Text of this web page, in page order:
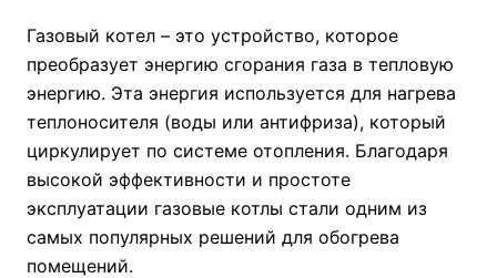
Газовый котел – это устройство, которое
преобразует энергию сгорания газа в тепловую
энергию. Эта энергия используется для нагрева
теплоносителя (воды или антифриза), который
циркулирует по системе отопления. Благодаря
высокой эффективности и простоте
эксплуатации газовые котлы стали одним из
самых популярных решений для обогрева
помещений.